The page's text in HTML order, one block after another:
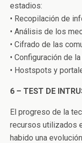
estadios:
• Recopilación de
• Análisis de los
• Cifrado de las
• Configuración de
• Hostspots y
6 – TEST DE
El progreso de la
recursos utilizados
habido una